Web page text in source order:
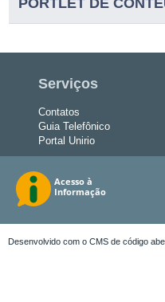
Serviços
Contatos
Guia Telefônico
Portal Unirio
Desenvolvido com o CMS de código